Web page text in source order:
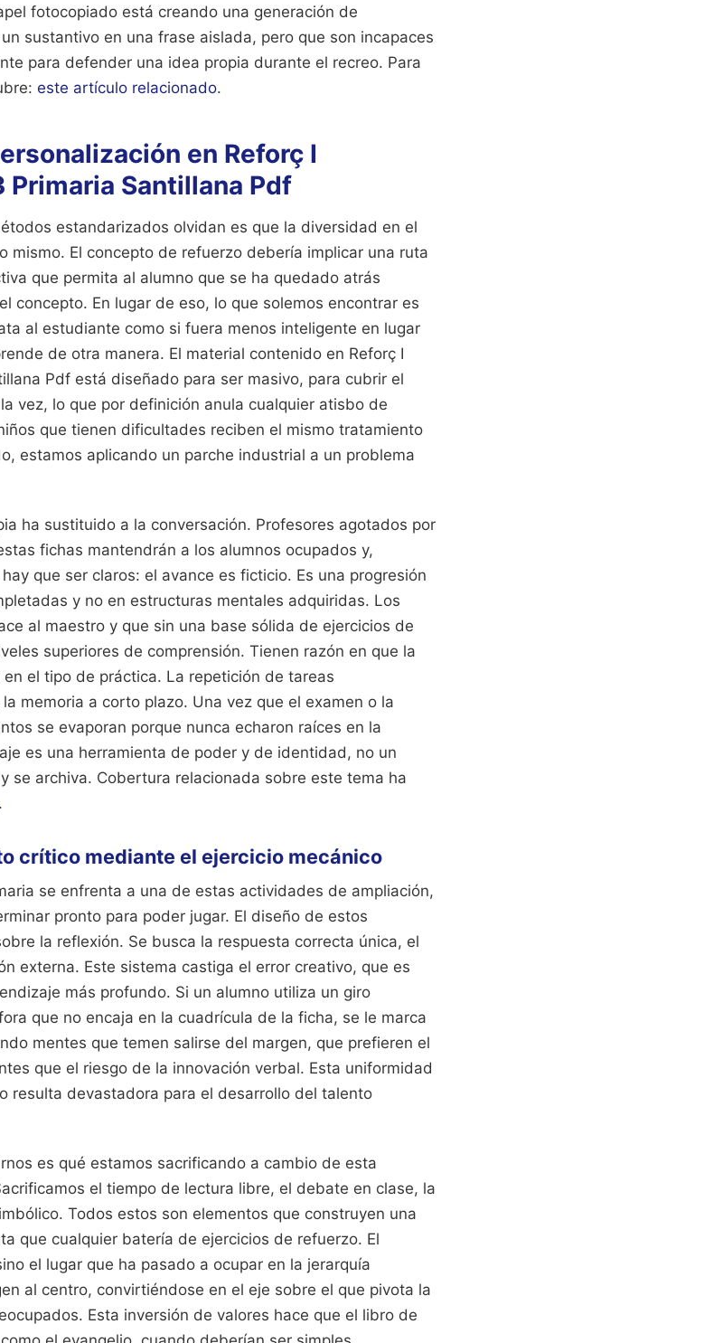
fotocopiado está creando una generación de
sustantivo en una frase aislada, pero que son incapaces
para defender una idea propia durante el recreo. Para
este artículo relacionado.
en Reforç I
Santillana Pdf
estandarizados olvidan es que la diversidad en el
mismo. El concepto de refuerzo debería implicar una ruta
que permita al alumno que se ha quedado atrás
concepto. En lugar de eso, lo que solemos encontrar es
al estudiante como si fuera menos inteligente en lugar
de otra manera. El material contenido en Reforç I
Pdf está diseñado para ser masivo, para cubrir el
vez, lo que por definición anula cualquier atisbo de
que tienen dificultades reciben el mismo tratamiento
estamos aplicando un parche industrial a un problema
ha sustituido a la conversación. Profesores agotados por
fichas mantendrán a los alumnos ocupados y,
que ser claros: el avance es ficticio. Es una progresión
y no en estructuras mentales adquiridas. Los
al maestro y que sin una base sólida de ejercicios de
superiores de comprensión. Tienen razón en que la
el tipo de práctica. La repetición de tareas
memoria a corto plazo. Una vez que el examen o la
se evaporan porque nunca echaron raíces en la
es una herramienta de poder y de identidad, no un
se archiva. Cobertura relacionada sobre este tema ha
.
crítico mediante el ejercicio mecánico
se enfrenta a una de estas actividades de ampliación,
pronto para poder jugar. El diseño de estos
la reflexión. Se busca la respuesta correcta única, el
externa. Este sistema castiga el error creativo, que es
más profundo. Si un alumno utiliza un giro
que no encaja en la cuadrícula de la ficha, se le marca
mentes que temen salirse del margen, que prefieren el
que el riesgo de la innovación verbal. Esta uniformidad
resulta devastadora para el desarrollo del talento
es qué estamos sacrificando a cambio de esta
el tiempo de lectura libre, el debate en clase, la
Todos estos son elementos que construyen una
que cualquier batería de ejercicios de refuerzo. El
el lugar que ha pasado a ocupar en la jerarquía
al centro, convirtiéndose en el eje sobre el que pivota la
Esta inversión de valores hace que el libro de